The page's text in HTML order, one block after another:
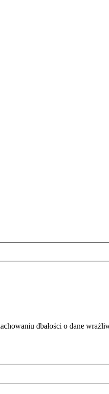
dbałości o dane